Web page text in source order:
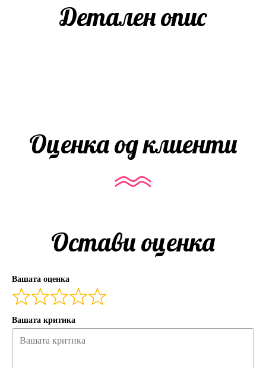
Детален опис
Оценка од клиенти
Остави оценка
Вашата оценка
Вашата критика